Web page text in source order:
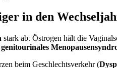
in den
stark ab. Östrogen hält die
genitourinales
beim Geschlechtsverkehr (